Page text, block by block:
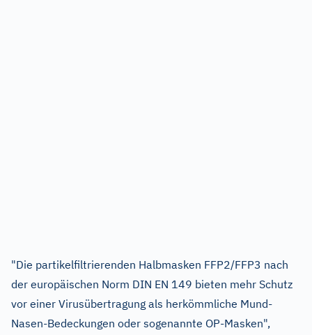
"Die partikelfiltrierenden Halbmasken FFP2/FFP3 nach
der europäischen Norm DIN EN 149 bieten mehr Schutz
vor einer Virusübertragung als herkömmliche Mund-
Nasen-Bedeckungen oder sogenannte OP-Masken",